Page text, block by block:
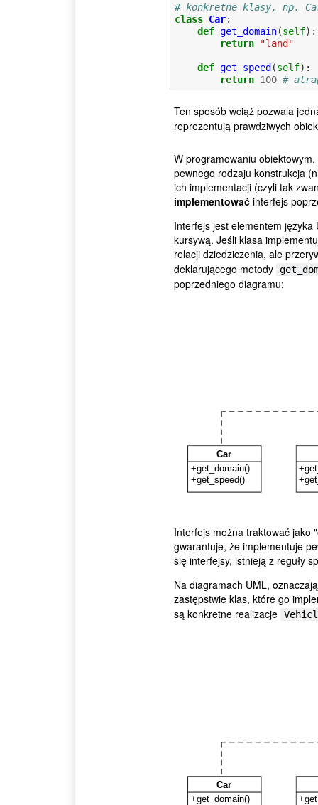
# konkretne klasy, np.
class Car:
def get_domain(self):
return
"land"
def get_speed (self):
return 100 #
Ten sposób wciąż pozwala
reprezentują prawdziwych
W programowaniu
pewnego rodzaju konstrukcja
ich implementacji (czyli tak
implementowaćinterfejs
Interfejs jest elementem
kursywą. Jeśli klasa
relacji dziedziczenia, ale
deklarującego metody
poprzedniego diagramu:
Interfejs można traktować jako
gwarantuje, że implementuje
się interfejsy, istnieją z reguły
Na diagramach UML,
zastępstwie klas, które go
są konkretne realizacje